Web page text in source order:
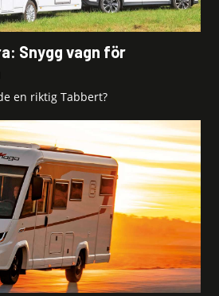
Snygg vagn för
en riktig Tabbert?